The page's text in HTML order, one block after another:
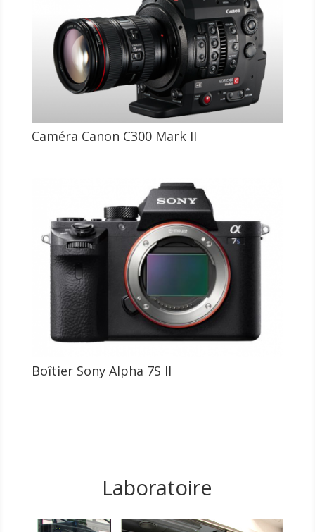
Caméra Canon C300 Mark II
Boîtier Sony Alpha 7S II
Laboratoire